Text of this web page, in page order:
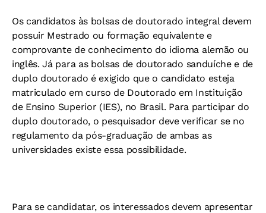
Os candidatos às bolsas de doutorado integral devem
possuir Mestrado ou formação equivalente e
comprovante de conhecimento do idioma alemão ou
inglês. Já para as bolsas de doutorado sanduíche e de
duplo doutorado é exigido que o candidato esteja
matriculado em curso de Doutorado em Instituição
de Ensino Superior (IES), no Brasil. Para participar do
duplo doutorado, o pesquisador deve verificar se no
regulamento da pós-graduação de ambas as
universidades existe essa possibilidade.
Para se candidatar, os interessados devem apresentar